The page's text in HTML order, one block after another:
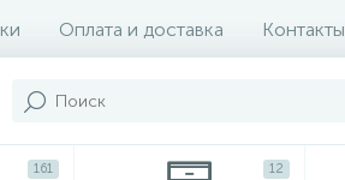
Оплата и доставка Контакты
161 12